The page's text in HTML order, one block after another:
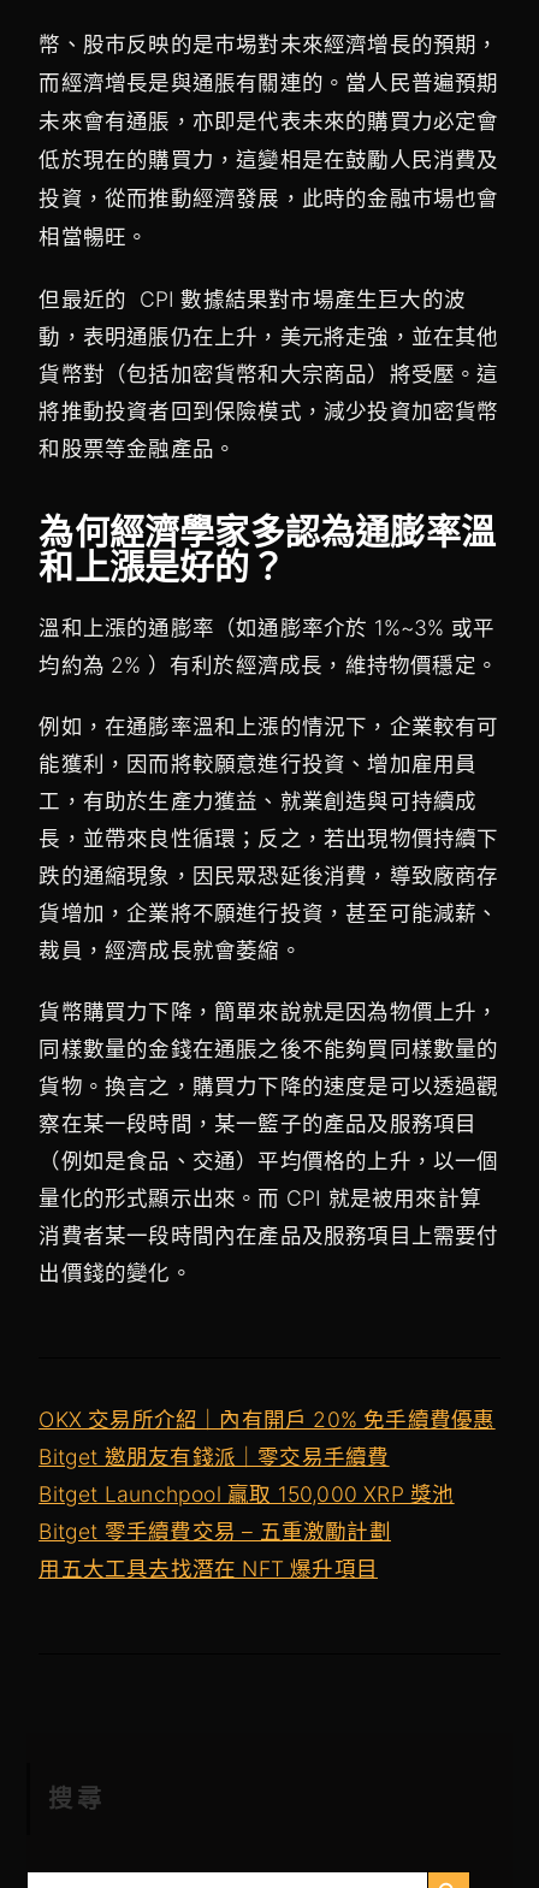
幣、股巿反映的是巿埸對未來經濟增長的預期，
而經濟增長是與通脹有關連的。當人民普遍預期
未來會有通脹，亦即是代表未來的購買力必定會
低於現在的購買力，這變相是在鼓勵人民消費及
投資，從而推動經濟發展，此時的金融巿場也會
相當暢旺。
但最近的 CPI 數據結果對市場產生巨大的波
動，表明通脹仍在上升，美元將走強，並在其他
貨幣對（包括加密貨幣和大宗商品）將受壓。這
將推動投資者回到保險模式，減少投資加密貨幣
和股票等金融產品。
為何經濟學家多認為通膨率溫
和上漲是好的？
溫和上漲的通膨率（如通膨率介於 1%~3% 或平
均約為 2% ）有利於經濟成長，維持物價穩定。
例如，在通膨率溫和上漲的情況下，企業較有可
能獲利，因而將較願意進行投資、增加雇用員
工，有助於生產力獲益、就業創造與可持續成
長，並帶來良性循環；反之，若出現物價持續下
跌的通縮現象，因民眾恐延後消費，導致廠商存
貨增加，企業將不願進行投資，甚至可能減薪、
裁員，經濟成長就會萎縮。
貨幣購買力下降，簡單來說就是因為物價上升，
同樣數量的金錢在通脹之後不能夠買同樣數量的
貨物。換言之，購買力下降的速度是可以透過觀
察在某一段時間，某一籃子的產品及服務項目
（例如是食品、交通）平均價格的上升，以一個
量化的形式顯示出來。而 CPI 就是被用來計算
消費者某一段時間內在產品及服務項目上需要付
出價錢的變化。
OKX 交易所介紹｜內有開戶 20% 免手續費優惠
Bitget 邀朋友有錢派｜零交易手續費
Bitget Launchpool 贏取 150,000 XRP 獎池
Bitget 零手續費交易 – 五重激勵計劃
用五大工具去找潛在 NFT 爆升項目
搜尋
搜
搜尋按鈕